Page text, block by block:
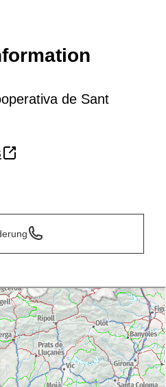
de Sant